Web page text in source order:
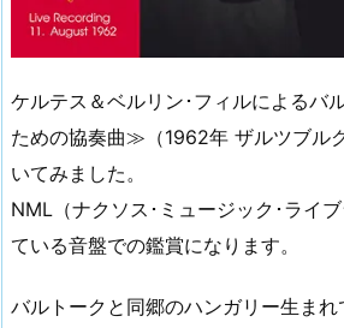
ケルテス＆ベルリン･フィルによるバ
ための協奏曲≫（1962年 ザルツブル
いてみました。
NML（ナクソス･ミュージック･ライ
ている音盤での鑑賞になります。
バルトークと同郷のハンガリー生ま